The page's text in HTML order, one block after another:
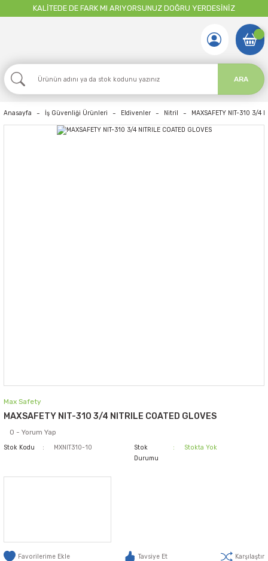
KALİTEDE DE FARK MI ARIYORSUNUZ DOĞRU YERDESİNİZ
ARA
Anasayfa İş Güvenliği Ürünleri Eldivenler Nitril MAXSAFETY NIT-310 3/4
Max Safety
MAXSAFETY NIT-310 3/4 NITRILE COATED GLOVES
0 - Yorum Yap
Stok Kodu MXNIT310-10
Stok
Durumu
Stokta Yok
Tavsiye Et Karşılaştır